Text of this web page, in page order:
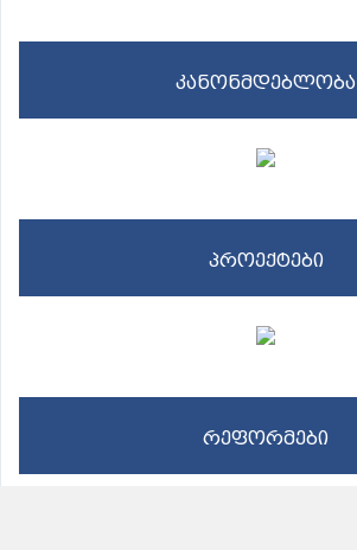
კანონმდებლობა
პროექტები
რეფორმები